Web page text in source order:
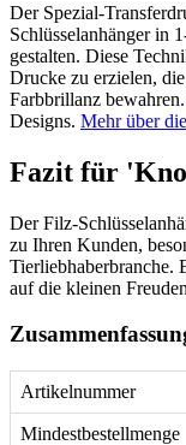
Der Spezial-
Schlüsselanhänger in
gestalten. Diese
Drucke zu erzielen,
Farbbrillanz
Designs. Mehr über
Fazit für
Der Filz-
zu Ihren Kunden,
Tierliebhaberbranche.
auf die kleinen
Artikelnummer
Mindestbestellmenge